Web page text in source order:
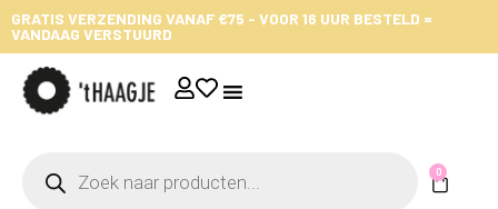
GRATIS VERZENDING VANAF €75 - VOOR 16 UUR BESTELD =
VANDAAG VERSTUURD
0